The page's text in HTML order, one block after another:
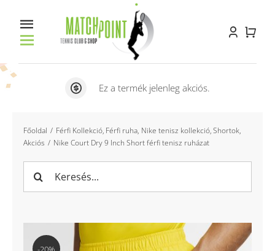
Toggle
Navigation
Főoldal
Pályabérlés
Oktatás
Ez a termék jelenleg akciós.
Főoldal Férfi Kollekció Férfi ruha Nike tenisz kollekció Shortok
Akciós
Nike Court Dry 9 Inch Short férfi tenisz ruházat